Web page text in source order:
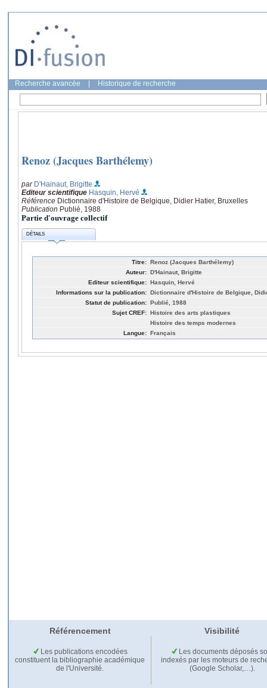
Recherche avancée Historique de recherche
Renoz (Jacques Barthélemy)
par D'Hainaut, Brigitte
Editeur scientifique Hasquin, Hervé
Référence Dictionnaire d'Histoire de Belgique, Didier Hatier, Bruxelles
Publication Publié, 1988
Partie d'ouvrage collectif
DÉTAILS
Titre: Renoz (Jacques Barthélemy)
Auteur: D'Hainaut, Brigitte
Editeur scientifique: Hasquin, Hervé
Informations sur la publication: Dictionnaire d'Histoire de Belgique,
Statut de publication: Publié, 1988
Sujet CREF: Histoire des arts plastiques
Histoire des temps modernes
Langue: Français
Référencement Visibilité
Les publications encodées
constituent la bibliographie académique
de l'Université.
Les documents déposés
indexés par les moteurs de
(Google Scholar,…).